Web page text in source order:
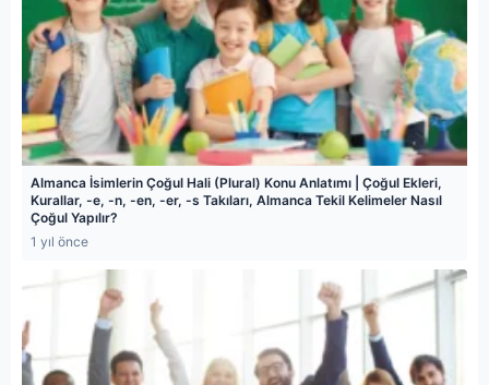
Almanca İsimlerin Çoğul Hali (Plural) Konu Anlatımı | Çoğul Ekleri,
Kurallar, -e, -n, -en, -er, -s Takıları, Almanca Tekil Kelimeler Nasıl
Çoğul Yapılır?
1 yıl önce